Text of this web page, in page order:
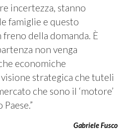
incertezza, stanno
famiglie e questo
della domanda. È
non venga
economiche
strategica che tuteli
che sono il ‘motore’
Gabriele Fusco